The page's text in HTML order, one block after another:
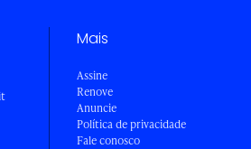
Mais
Assine
Renove
Anuncie
Política de privacidade
Fale conosco